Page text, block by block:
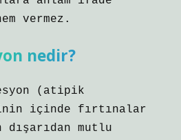
vermez.
nedir?
(atipik
içinde fırtınalar
dışarıdan mutlu